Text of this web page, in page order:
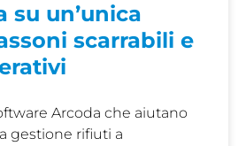
su un’unica
scarrabili e
Arcoda che aiutano
gestione rifiuti a